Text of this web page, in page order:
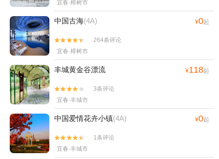
宜春·樟树市
中国古海(4A) ¥0起


264条评论
宜春·樟树市
丰城黄金谷漂流 ¥118起


3条评论
宜春·丰城市
中国爱情花卉小镇(4A) ¥0起


1条评论
宜春·丰城市